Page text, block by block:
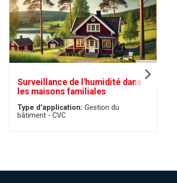
Surveillance de l'humidité dans
les maisons familiales
Type d'application: Gestion du
bâtiment - CVC